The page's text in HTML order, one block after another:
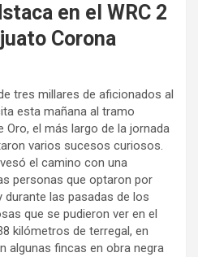
en el WRC 2
Corona
tres millares de aficionados al
esta mañana al tramo
Oro, el más largo de la jornada
varios sucesos curiosos.
el camino con una
personas que optaron por
las pasadas de los
que se pudieron ver en el
kilómetros de terregal, en
algunas fincas en obra negra